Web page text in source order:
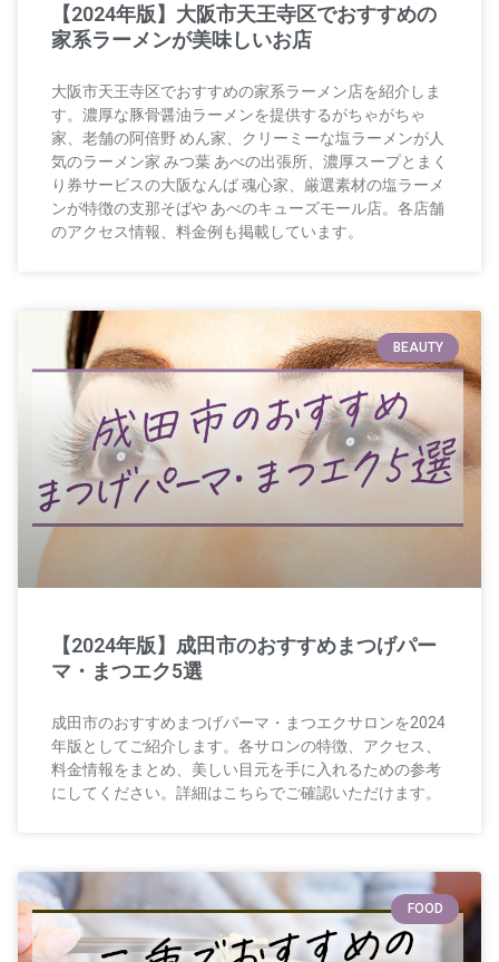
【2024年版】大阪市天王寺区でおすすめの
家系ラーメンが美味しいお店
大阪市天王寺区でおすすめの家系ラーメン店を紹介しま
す。濃厚な豚骨醤油ラーメンを提供するがちゃがちゃ
家、老舗の阿倍野 めん家、クリーミーな塩ラーメンが人
気のラーメン家 みつ葉 あべの出張所、濃厚スープとまく
り券サービスの大阪なんば 魂心家、厳選素材の塩ラーメ
ンが特徴の支那そばや あべのキューズモール店。各店舗
のアクセス情報、料金例も掲載しています。
BEAUTY
【2024年版】成田市のおすすめまつげパー
マ・まつエク5選
成田市のおすすめまつげパーマ・まつエクサロンを2024
年版としてご紹介します。各サロンの特徴、アクセス、
料金情報をまとめ、美しい目元を手に入れるための参考
にしてください。詳細はこちらでご確認いただけます。
FOOD